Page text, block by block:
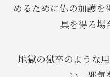
めるために仏の加護
具を得る場
地獄の獄卒のような